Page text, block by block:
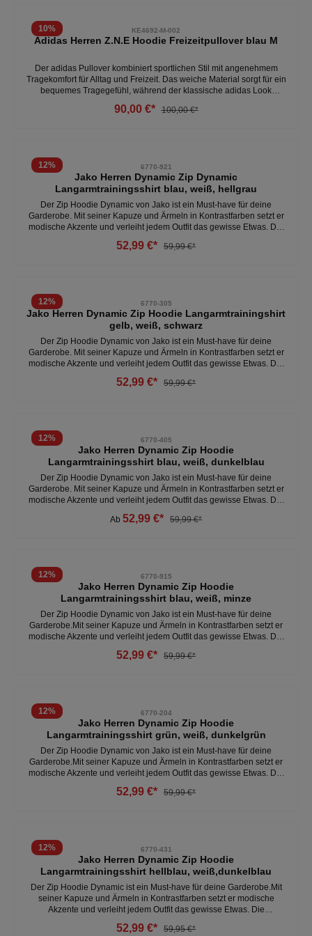
10% KE4692-M-002
Adidas Herren Z.N.E Hoodie Freizeitpullover blau M
Der adidas Pullover kombiniert sportlichen Stil mit angenehmem
Tragekomfort für Alltag und Freizeit. Das weiche Material sorgt für ein
bequemes Tragegefühl, während der klassische adidas Look
an Ärmeln und Saum für guten Sitz adidas Design für einen
modernen, sportlichen Look Vielseitig kombinierbar für Freizeit und
leichte Aktivitäten Ideal für kühlere Tage oder als Layer über T-Shirts
90,00 €* 100,00 €*
12% 6770-921
Jako Herren Dynamic Zip Dynamic
Langarmtrainingsshirt blau, weiß, hellgrau
Der Zip Hoodie Dynamic von Jako ist ein Must-have für deine
Garderobe. Mit seiner Kapuze und Ärmeln in Kontrastfarben setzt er
modische Akzente und verleiht jedem Outfit das gewisse Etwas. Die
lässigen Look perfekt ab. Der Hoodie eignet sich ideal für den
Herren Hoodies unter: Herren- Kleidung- Pullover & Hoodies
52,99 €* 59,99 €*
12% 6770-305
Jako Herren Dynamic Zip Hoodie Langarmtrainingshirt
gelb, weiß, schwarz
Der Zip Hoodie Dynamic von Jako ist ein Must-have für deine
Garderobe. Mit seiner Kapuze und Ärmeln in Kontrastfarben setzt er
modische Akzente und verleiht jedem Outfit das gewisse Etwas. Die
lässigen Look perfekt ab. Der Hoodie eignet sich ideal für den
Herren Hoodies unter: Herren- Kleidung- Pullover & Hoodie
52,99 €* 59,99 €*
12% 6770-405
Jako Herren Dynamic Zip Hoodie
Langarmtrainingsshirt blau, weiß, dunkelblau
Der Zip Hoodie Dynamic von Jako ist ein Must-have für deine
Garderobe. Mit seiner Kapuze und Ärmeln in Kontrastfarben setzt er
modische Akzente und verleiht jedem Outfit das gewisse Etwas. Die
lässigen Look perfekt ab. Der Hoodie eignet sich ideal für den
Herren Hoodies unter:Herren- Kleidung- Pullover & Hoodie
Ab 52,99 €* 59,99 €*
12% 6770-915
Jako Herren Dynamic Zip Hoodie
Langarmtrainingsshirt blau, weiß, minze
Der Zip Hoodie Dynamic von Jako ist ein Must-have für deine
Garderobe.Mit seiner Kapuze und Ärmeln in Kontrastfarben setzt er
modische Akzente und verleiht jedem Outfit das gewisse Etwas. Die
lässigen Look perfekt ab. Der Hoodie eignet sich ideal für den
Herren Hoodies unter: Herren- Kleidung- Pullover & Hoodie
52,99 €* 59,99 €*
12% 6770-204
Jako Herren Dynamic Zip Hoodie
Langarmtrainingsshirt grün, weiß, dunkelgrün
Der Zip Hoodie Dynamic von Jako ist ein Must-have für deine
Garderobe.Mit seiner Kapuze und Ärmeln in Kontrastfarben setzt er
modische Akzente und verleiht jedem Outfit das gewisse Etwas. Die
lässigen Look perfekt ab. Der Hoodie eignet sich ideal für den
Herren Hoodies unter: Herren- Kleidung- Pullover & Hoodies
52,99 €* 59,99 €*
12% 6770-431
Jako Herren Dynamic Zip Hoodie
Langarmtrainingsshirt hellblau, weiß,dunkelblau
Der Zip Hoodie Dynamic ist ein Must-have für deine Garderobe.Mit
seiner Kapuze und Ärmeln in Kontrastfarben setzt er modische
Akzente und verleiht jedem Outfit das gewisse Etwas. Die
lässigen Look perfekt ab.Ob für den Alltag, den Weg zum Training
52,99 €* 59,95 €*